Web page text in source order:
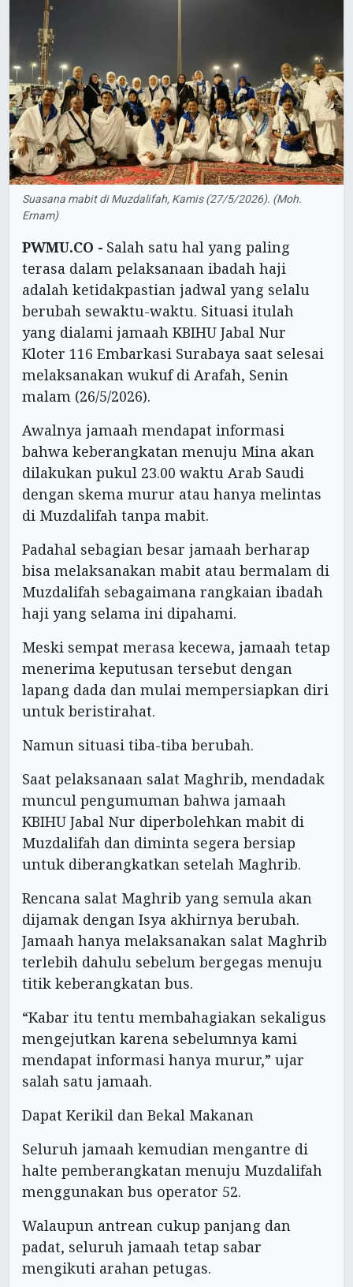
Suasana mabit di Muzdalifah, Kamis (27/5/2026). (Moh.
Ernam)
PWMU.CO - Salah satu hal yang paling
terasa dalam pelaksanaan ibadah haji
adalah ketidakpastian jadwal yang selalu
berubah sewaktu-waktu. Situasi itulah
yang dialami jamaah KBIHU Jabal Nur
Kloter 116 Embarkasi Surabaya saat selesai
melaksanakan wukuf di Arafah, Senin
malam (26/5/2026).
Awalnya jamaah mendapat informasi
bahwa keberangkatan menuju Mina akan
dilakukan pukul 23.00 waktu Arab Saudi
dengan skema murur atau hanya melintas
di Muzdalifah tanpa mabit.
Padahal sebagian besar jamaah berharap
bisa melaksanakan mabit atau bermalam di
Muzdalifah sebagaimana rangkaian ibadah
haji yang selama ini dipahami.
Meski sempat merasa kecewa, jamaah tetap
menerima keputusan tersebut dengan
lapang dada dan mulai mempersiapkan diri
untuk beristirahat.
Namun situasi tiba-tiba berubah.
Saat pelaksanaan salat Maghrib, mendadak
muncul pengumuman bahwa jamaah
KBIHU Jabal Nur diperbolehkan mabit di
Muzdalifah dan diminta segera bersiap
untuk diberangkatkan setelah Maghrib.
Rencana salat Maghrib yang semula akan
dijamak dengan Isya akhirnya berubah.
Jamaah hanya melaksanakan salat Maghrib
terlebih dahulu sebelum bergegas menuju
titik keberangkatan bus.
“Kabar itu tentu membahagiakan sekaligus
mengejutkan karena sebelumnya kami
mendapat informasi hanya murur,” ujar
salah satu jamaah.
Dapat Kerikil dan Bekal Makanan
Seluruh jamaah kemudian mengantre di
halte pemberangkatan menuju Muzdalifah
menggunakan bus operator 52.
Walaupun antrean cukup panjang dan
padat, seluruh jamaah tetap sabar
mengikuti arahan petugas.